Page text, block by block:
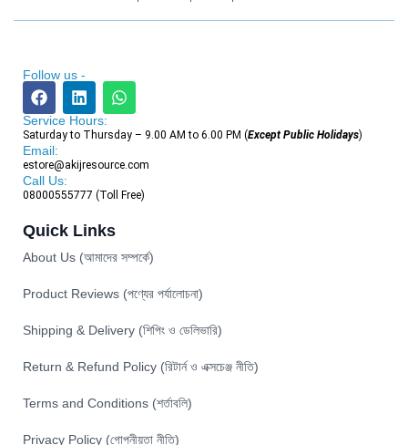
Follow us -
Service Hours:
Saturday to Thursday – 9.00 AM to 6.00 PM (Except Public Holidays)
Email:
estore@akijresource.com
Call Us:
08000555777 (Toll Free)
Quick Links
About Us (আমাদের সম্পর্কে)
Product Reviews (পণ্যের পর্যালোচনা)
Shipping & Delivery (শিপিং ও ডেলিভারি)
Return & Refund Policy (রিটার্ন ও এক্সচেঞ্জ নীতি)
Terms and Conditions (শর্তাবলি)
Privacy Policy (গোপনীয়তা নীতি)